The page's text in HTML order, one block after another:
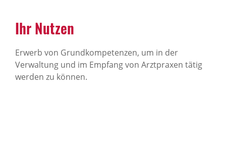
Ihr Nutzen
Erwerb von Grundkompetenzen, um in der
Verwaltung und im Empfang von Arztpraxen tätig
werden zu können.